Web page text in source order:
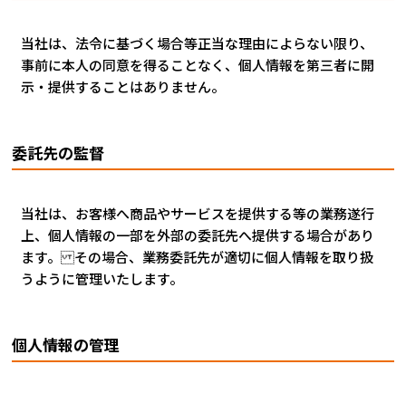
当社は、法令に基づく場合等正当な理由によらない限り、
事前に本人の同意を得ることなく、個人情報を第三者に開
示・提供することはありません。
委託先の監督
当社は、お客様へ商品やサービスを提供する等の業務遂行
上、個人情報の一部を外部の委託先へ提供する場合があり
ます。 その場合、業務委託先が適切に個人情報を取り扱
うように管理いたします。
個人情報の管理